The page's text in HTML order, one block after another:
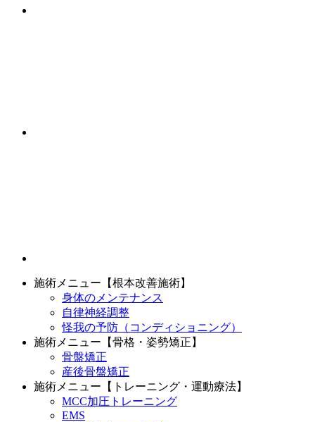
施術メニュー【根本改善施術】
身体のメンテナンス
自律神経調整
怪我の予防（コンディショニング）
施術メニュー【骨格・姿勢矯正】
骨盤矯正
産後骨盤矯正
施術メニュー【トレーニング・運動療法】
MCC加圧トレーニング
EMS